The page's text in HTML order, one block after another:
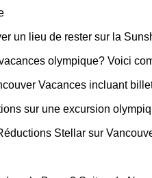
un lieu de rester sur la
olympique? Voici
Vacances incluant
sur une excursion
Stellar sur